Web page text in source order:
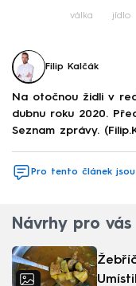
válka jídlo
Filip Kalčák
Na otočnou židli v
dubnu roku 2020.
Seznam zprávy.
Pro tento článek
Návrhy pro vás